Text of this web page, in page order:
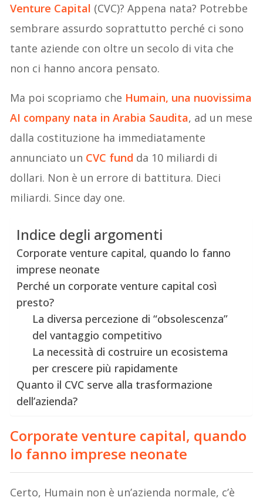
Venture Capital (CVC)? Appena nata? Potrebbe
sembrare assurdo soprattutto perché ci sono
tante aziende con oltre un secolo di vita che
non ci hanno ancora pensato.
Ma poi scopriamo che Humain, una nuovissima
AI company nata in Arabia Saudita, ad un mese
dalla costituzione ha immediatamente
annunciato un CVC fund da 10 miliardi di
dollari. Non è un errore di battitura. Dieci
miliardi. Since day one.
Indice degli argomenti
Corporate venture capital, quando lo fanno
imprese neonate
Perché un corporate venture capital così
presto?
La diversa percezione di “obsolescenza”
del vantaggio competitivo
La necessità di costruire un ecosistema
per crescere più rapidamente
Quanto il CVC serve alla trasformazione
dell’azienda?
Corporate venture capital, quando
lo fanno imprese neonate
Certo, Humain non è un’azienda normale, c’è